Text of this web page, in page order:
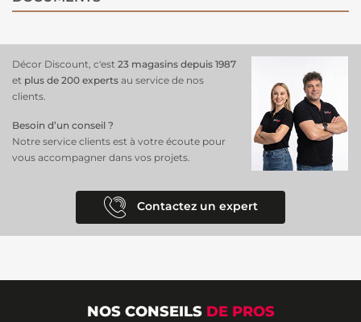
Décor Discount, c'est 23 magasins depuis 1987
et plus de 200 experts au service de nos
clients.
Besoin d’un conseil ?
Notre service clients est à votre écoute pour
vous accompagner dans vos projets.
Contactez un expert
NOS CONSEILS DE PROS